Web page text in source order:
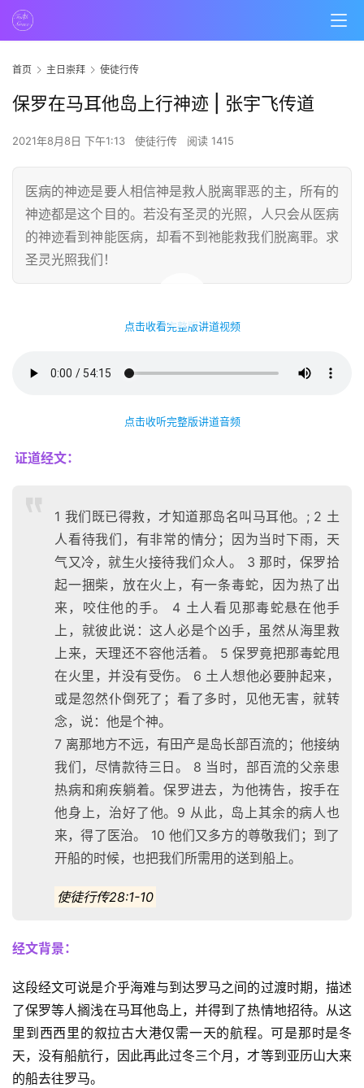
首页 主日崇拜 使徒行传
保罗在马耳他岛上行神迹 | 张宇飞传道
2021年8月8日 下午1:13 使徒行传 阅读 1415
医病的神迹是要人相信神是救人脱离罪恶的主，所有的
神迹都是这个目的。若没有圣灵的光照，人只会从医病
的神迹看到神能医病，却看不到祂能救我们脱离罪。求
圣灵光照我们！
00:00 / 54:23
点击收看完整版讲道视频
点击收听完整版讲道音频
证道经文：
1 我们既已得救，才知道那岛名叫马耳他。; 2 土
人看待我们，有非常的情分；因为当时下雨，天
气又冷，就生火接待我们众人。 3 那时，保罗拾
起一捆柴，放在火上，有一条毒蛇，因为热了出
来，咬住他的手。 4 土人看见那毒蛇悬在他手
上，就彼此说：这人必是个凶手，虽然从海里救
上来，天理还不容他活着。 5 保罗竟把那毒蛇甩
在火里，并没有受伤。 6 土人想他必要肿起来，
或是忽然仆倒死了；看了多时，见他无害，就转
念，说：他是个神。
7 离那地方不远，有田产是岛长部百流的；他接纳
我们，尽情款待三日。 8 当时，部百流的父亲患
热病和痢疾躺着。保罗进去，为他祷告，按手在
他身上，治好了他。9 从此，岛上其余的病人也
来，得了医治。 10 他们又多方的尊敬我们；到了
开船的时候，也把我们所需用的送到船上。
使徒行传28:1-10
经文背景：
这段经文可说是介乎海难与到达罗马之间的过渡时期，描述
了保罗等人搁浅在马耳他岛上，并得到了热情地招待。从这
里到西西里的叙拉古大港仅需一天的航程。可是那时是冬
天，没有船航行，因此再此过冬三个月，才等到亚历山大来
的船去往罗马。